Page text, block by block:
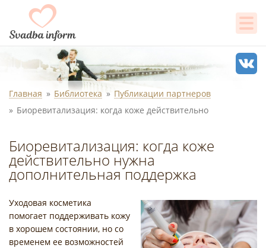
Главная Библиотека
Публикации партнеров
Биоревитализация: когда коже действительно
Биоревитализация: когда коже
действительно нужна
дополнительная поддержка
Уходовая косметика
помогает поддерживать кожу
в хорошем состоянии, но со
временем ее возможностей